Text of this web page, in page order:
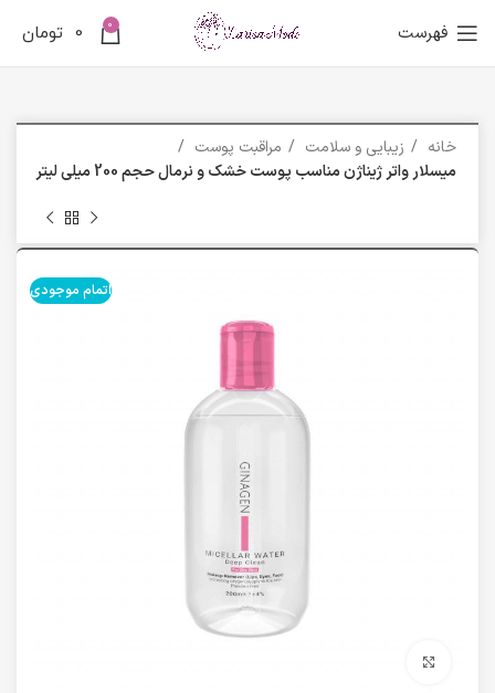
فهرست 0
0 تومان
خانه زیبایی و سلامت
مراقبت پوست
میسلار واتر ژیناژن مناسب پوست خشک و نرمال حجم 200 میلی لیتر
اتمام موجودی